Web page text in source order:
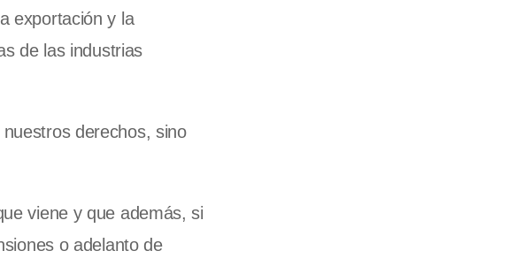
exportación y la
de las industrias
derechos, sino
viene y que además, si
o adelanto de